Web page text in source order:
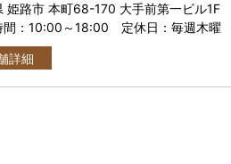
姫路市 本町68-170 大手前第一ビル1F
間：10:00 ～18:00 定休日：毎週木曜
詳細